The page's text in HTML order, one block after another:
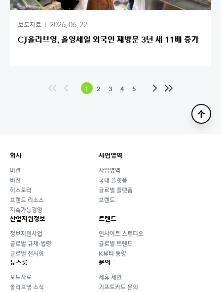
보도자료 2026. 06. 22
CJ올리브영, 올영세일 외국인 재방문 3년 새 11배 증가
처
1 2 3 4 5
맨
끝
맨
로
회사
미션
비전
히스토리
브랜드 리소스
지속가능경영
사업영역
사업영역
국내 플랫폼
글로벌 플랫폼
브랜드
산업지원정보
정부지원사업
글로벌 규제·법령
글로벌 전시회
트렌드
인사이트 스튜디오
글로벌 트렌드
K뷰티 동향
뉴스룸
보도자료
올리브영 소식
문의
제휴 제안
기프트카드 문의